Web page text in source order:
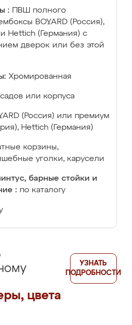
:
ПВШ полного
BOYARD (Россия),
Hettich (Германия) с
дверок или без этой
Хромированная
или корпуса
(Россия) или премиум
Hettich (Германия)
корзины,
уголки, карусели
барные стойки и
: по каталогу
цвета
УЗНАТЬ
ПОДРОБНОСТИ